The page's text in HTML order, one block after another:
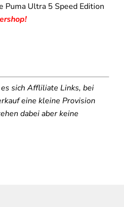
Puma Ultra 5 Speed Edition
sich Affliliate Links, bei
eine kleine Provision
dabei aber keine